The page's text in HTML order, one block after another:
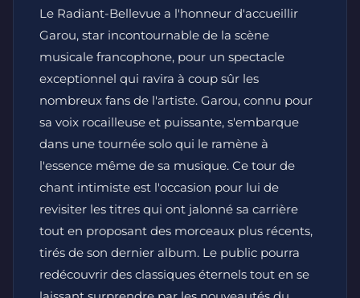
Le Radiant-Bellevue a l'honneur d'accueillir
Garou, star incontournable de la scène
musicale francophone, pour un spectacle
exceptionnel qui ravira à coup sûr les
nombreux fans de l'artiste. Garou, connu pour
sa voix rocailleuse et puissante, s'embarque
dans une tournée solo qui le ramène à
l'essence même de sa musique. Ce tour de
chant intimiste est l'occasion pour lui de
revisiter les titres qui ont jalonné sa carrière
tout en proposant des morceaux plus récents,
tirés de son dernier album. Le public pourra
redécouvrir des classiques éternels tout en se